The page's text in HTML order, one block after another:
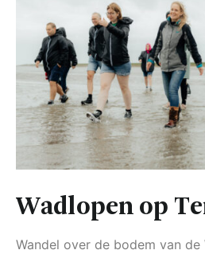
Wadlopen op
Wandel over de bodem van de